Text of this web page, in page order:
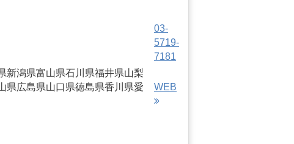
03-
5719-
7181
新潟県富山県石川県福井県山梨
県広島県山口県徳島県香川県愛
WEB